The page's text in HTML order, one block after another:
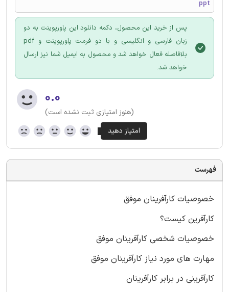
ppt
پس از خرید این محصول، دکمه دانلود این پاورپوینت به دو
زبان فارسی و انگلیسی و با دو فرمت پاورپوینت و pdf
بلافاصله فعال خواهد شد و محصول به ایمیل شما نیز ارسال
خواهد شد.
۰.۰
(هنوز امتیازی ثبت نشده است)
فهرست
خصوصیات کارآفرینان موفق
کارآفرین کیست؟
خصوصیات شخصی کارآفرینان موفق
مهارت های مورد نیاز کارآفرینان موفق
کارآفرینی در برابر کارآفرینان